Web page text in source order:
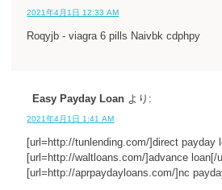
2021年4月1日 12:33 AM
Roqyjb - viagra 6 pills Naivbk cdphpy
Easy Payday Loan より:
2021年4月1日 1:41 AM
[url=http://tunlending.com/]direct payday
[url=http://waltloans.com/]advance loan[/
[url=http://aprpaydayloans.com/]nc